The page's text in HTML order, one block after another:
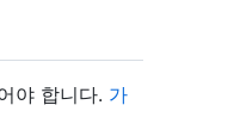
야 합니다. 가